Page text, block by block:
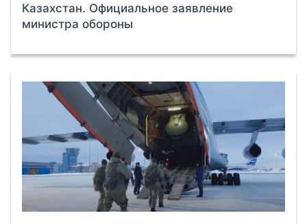
Казахстан. Официальное заявление
министра обороны